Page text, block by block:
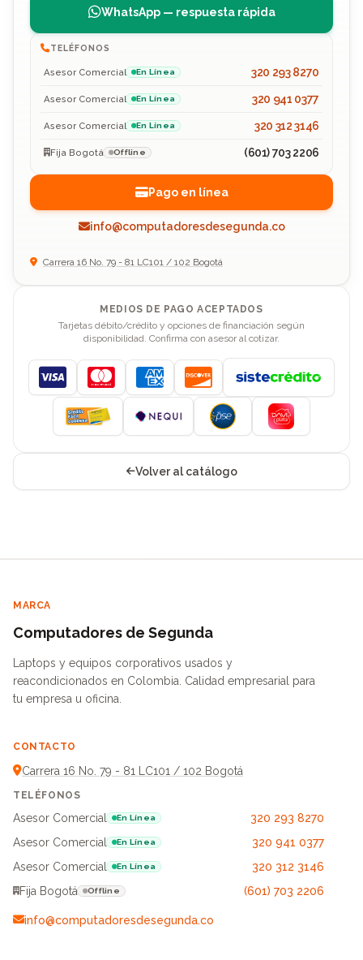
WhatsApp — respuesta rápida
TELÉFONOS
Asesor Comercial En Línea 320 293 8270
Asesor Comercial En Línea 320 941 0377
Asesor Comercial En Línea 320 312 3146
Fija Bogotá Offline (601) 703 2206
Pago en línea
info@computadoresdesegunda.co
Carrera 16 No. 79 - 81 LC101 / 102 Bogotá
MEDIOS DE PAGO ACEPTADOS
Tarjetas débito/crédito y opciones de financiación según
disponibilidad. Confirma con asesor al cotizar.
Visa MastercardAmerican Express
Discover
Volver al catálogo
MARCA
Computadores de Segunda
Laptops y equipos corporativos usados y
reacondicionados en Colombia. Calidad empresarial para
tu empresa u oficina.
CONTACTO
Carrera 16 No. 79 - 81 LC101 / 102 Bogotá
TELÉFONOS
Asesor Comercial En Línea
320 293 8270
Asesor Comercial
En Línea
320 941 0377
Asesor Comercial
En Línea
320 312 3146
Fija Bogotá
Offline (601) 703 2206
info@computadoresdesegunda.co